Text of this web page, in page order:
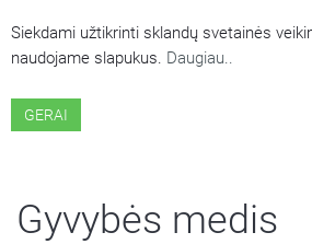
Siekdami užtikrinti sklandų svetainės
naudojame slapukus. Daugiau..
GERAI
Gyvybės medis